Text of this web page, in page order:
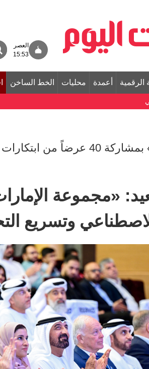
العصر
15:53
الرقمية أعمدة محليات الخط الساخن
افتتح «فرصة تِك» بمشاركة 40
«مجموعة
وتسريع